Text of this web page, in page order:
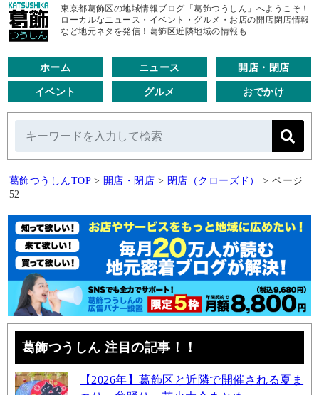
東京都葛飾区の地域情報ブログ「葛飾つうしん」へようこそ！
ローカルなニュース・イベント・グルメ・お店の開店閉店情報
など地元ネタを発信！葛飾区近隣地域の情報も
ホーム ニュース 開店・閉店
イベント グルメ おでかけ
葛飾つうしんTOP > 開店・閉店 > 閉店（クローズド） > ページ
52
葛飾つうしん 注目の記事！！
【2026年】葛飾区と近隣で開催される夏ま